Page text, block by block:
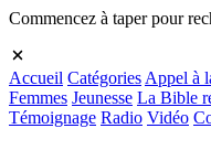
Commencez à taper pour
Accueil Catégories Appel à
Femmes Jeunesse La Bible
Témoignage Radio Vidéo